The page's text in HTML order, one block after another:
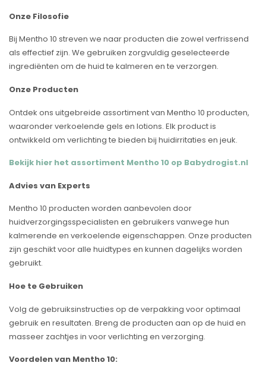
Onze Filosofie
Bij Mentho 10 streven we naar producten die zowel verfrissend
als effectief zijn. We gebruiken zorgvuldig geselecteerde
ingrediënten om de huid te kalmeren en te verzorgen.
Onze Producten
Ontdek ons uitgebreide assortiment van Mentho 10 producten,
waaronder verkoelende gels en lotions. Elk product is
ontwikkeld om verlichting te bieden bij huidirritaties en jeuk.
Bekijk hier het assortiment Mentho 10 op Babydrogist.nl
Advies van Experts
Mentho 10 producten worden aanbevolen door
huidverzorgingsspecialisten en gebruikers vanwege hun
kalmerende en verkoelende eigenschappen. Onze producten
zijn geschikt voor alle huidtypes en kunnen dagelijks worden
gebruikt.
Hoe te Gebruiken
Volg de gebruiksinstructies op de verpakking voor optimaal
gebruik en resultaten. Breng de producten aan op de huid en
masseer zachtjes in voor verlichting en verzorging.
Voordelen van Mentho 10: